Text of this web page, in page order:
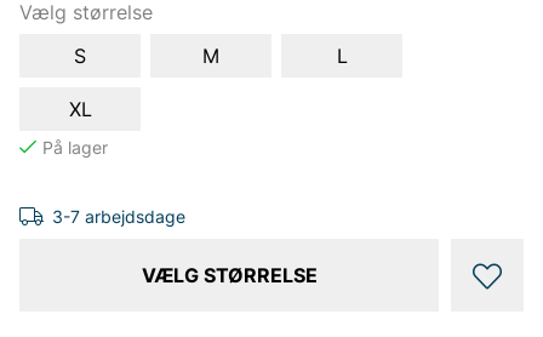
Vælg størrelse
S
M L
XL
3-7 arbejdsdage
VÆLG STØRRELSE